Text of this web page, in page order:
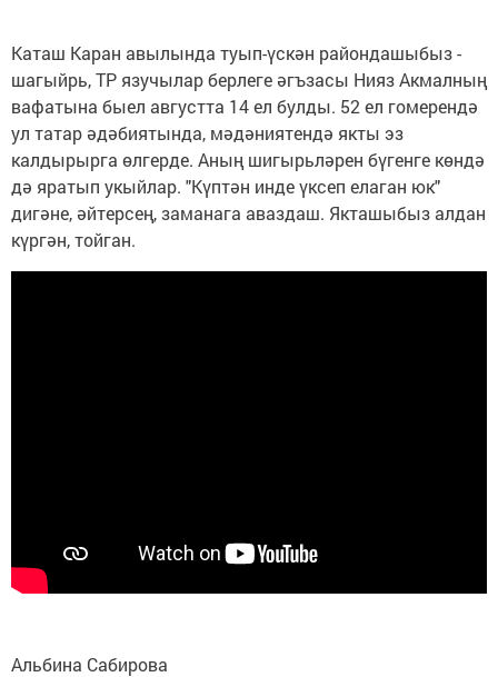
Каташ Каран авылында туып-үскән райондашыбыз -
шагыйрь, ТР язучылар берлеге әгъзасы Нияз Акмалның
вафатына быел августта 14 ел булды. 52 ел гомерендә
ул татар әдәбиятында, мәдәниятендә якты эз
калдырырга өлгерде. Аның шигырьләрен бүгенге көндә
дә яратып укыйлар. "Күптән инде үксеп елаган юк"
дигәне, әйтерсең, заманага аваздаш. Якташыбыз алдан
күргән, тойган.
Альбина Сабирова